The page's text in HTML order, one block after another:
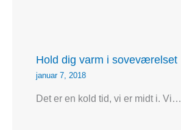
Hold dig varm i soveværelset
januar 7, 2018
Det er en kold tid, vi er midt i. Vi…